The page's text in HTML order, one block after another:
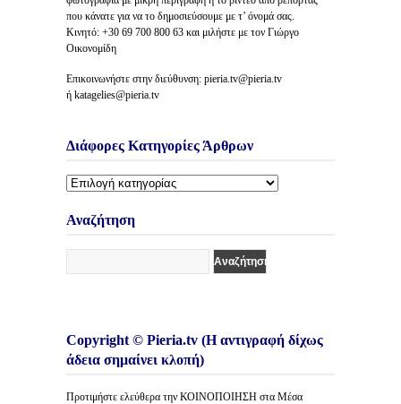
που κάνατε για να το δημοσιεύσουμε με τ’ όνομά σας.
Κινητό: +30 69 700 800 63 και μιλήστε με τον Γιώργο
Οικονομίδη
Επικοινωνήστε στην διεύθυνση: pieria.tv@pieria.tv
ή katagelies@pieria.tv
Διάφορες Κατηγορίες Άρθρων
Διάφορες
Άρθρων
Αναζήτηση
Copyright © Pieria.tv (Η αντιγραφή δίχως
άδεια σημαίνει κλοπή)
Προτιμήστε ελεύθερα την ΚΟΙΝΟΠΟΙΗΣΗ στα Μέσα